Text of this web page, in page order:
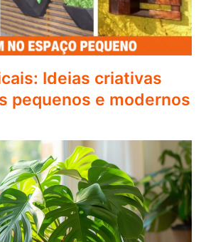
Ideias criativas
pequenos e modernos